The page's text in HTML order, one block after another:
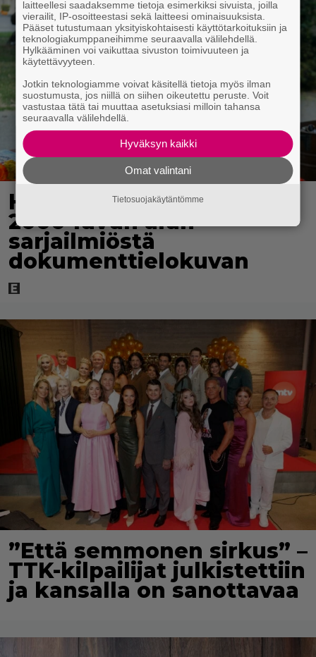
HBO tekee rakastetusta
2000-luvun alun
sarjailmiöstä
dokumenttielokuvan
”Että semmonen sirkus” –
TTK-kilpailijat julkistettiin
ja kansalla on sanottavaa
laitteellesi saadaksemme tietoja esimerkiksi sivuista, joilla
vierailit, IP-osoitteestasi sekä laitteesi ominaisuuksista.
Pääset tutustumaan yksityiskohtaisesti käyttötarkoituksiin ja
teknologiakumppaneihimme seuraavalla välilehdellä.
Hylkääminen voi vaikuttaa sivuston toimivuuteen ja
käytettävyyteen.
Jotkin teknologiamme voivat käsitellä tietoja myös ilman
suostumusta, jos niillä on siihen oikeutettu peruste. Voit
vastustaa tätä tai muuttaa asetuksiasi milloin tahansa
seuraavalla välilehdellä.
Hyväksyn kaikki
Omat valintani
Tietosuojakäytäntömme